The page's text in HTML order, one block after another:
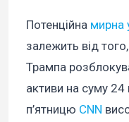
Потенційна мирна
залежить від
Трампа
активи на суму 24
п’ятницю CNN